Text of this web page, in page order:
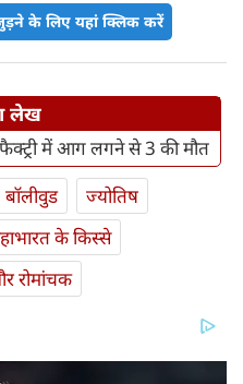
के लिए यहां क्लिक करें
लेख
फैक्ट्री में आग लगने से 3 की मौत
बॉलीवुड
ज्योतिष
के किस्से
रोमांचक